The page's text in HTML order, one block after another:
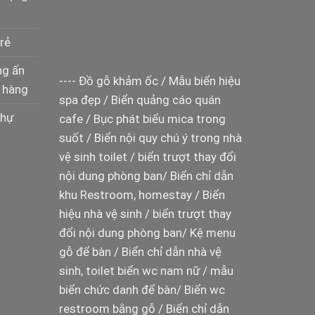
ấn
---- Đồ gỗ khảm ốc/ Mẫu biển hiệu
spa đẹp/ Biển quảng cáo quán
cafe/ Bục phát biểu mica trong
suốt / Biển nội quy chú ý trong nhà
vệ sinh toilet / biển trượt thay đổi
nội dung phòng ban/ Biển chỉ dẫn
khu Restroom, homestay/ Biển
hiệu nhà vệ sinh / biển trượt thay
đổi nội dung phòng ban/ Kệ menu
gỗ để bàn / Biển chỉ dẫn nhà vệ
sinh, toilet biển wc nam nữ/ mẫu
biển chức danh để bàn/ Biển wc
restroom bằng gỗ / Biển chỉ dẫn